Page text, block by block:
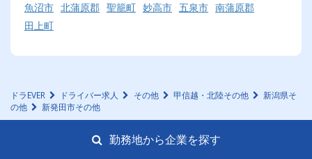
魚沼市 北蒲原郡 聖籠町 妙高市 五泉市 南蒲原郡
田上町
ドラEVER ドライバー求人 その他 甲信越・北陸その他
新潟県そ
の他
新発田市その他
勤務地から企業を探す